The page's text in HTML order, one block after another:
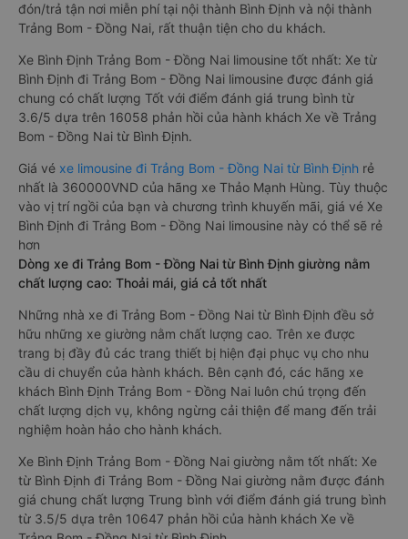
đón/trả tận nơi miễn phí tại nội thành Bình Định và nội thành
Trảng Bom - Đồng Nai, rất thuận tiện cho du khách.
Xe Bình Định Trảng Bom - Đồng Nai limousine tốt nhất: Xe từ
Bình Định đi Trảng Bom - Đồng Nai limousine được đánh giá
chung có chất lượng Tốt với điểm đánh giá trung bình từ
3.6/5 dựa trên 16058 phản hồi của hành khách Xe về Trảng
Bom - Đồng Nai từ Bình Định.
Giá vé xe limousine đi Trảng Bom - Đồng Nai từ Bình Định rẻ
nhất là 360000VND của hãng xe Thảo Mạnh Hùng. Tùy thuộc
vào vị trí ngồi của bạn và chương trình khuyến mãi, giá vé Xe
Bình Định đi Trảng Bom - Đồng Nai limousine này có thể sẽ rẻ
hơn
Dòng xe đi Trảng Bom - Đồng Nai từ Bình Định giường nằm
chất lượng cao: Thoải mái, giá cả tốt nhất
Những nhà xe đi Trảng Bom - Đồng Nai từ Bình Định đều sở
hữu những xe giường nằm chất lượng cao. Trên xe được
trang bị đầy đủ các trang thiết bị hiện đại phục vụ cho nhu
cầu di chuyển của hành khách. Bên cạnh đó, các hãng xe
khách Bình Định Trảng Bom - Đồng Nai luôn chú trọng đến
chất lượng dịch vụ, không ngừng cải thiện để mang đến trải
nghiệm hoàn hảo cho hành khách.
Xe Bình Định Trảng Bom - Đồng Nai giường nằm tốt nhất: Xe
từ Bình Định đi Trảng Bom - Đồng Nai giường nằm được đánh
giá chung chất lượng Trung bình với điểm đánh giá trung bình
từ 3.5/5 dựa trên 10647 phản hồi của hành khách Xe về